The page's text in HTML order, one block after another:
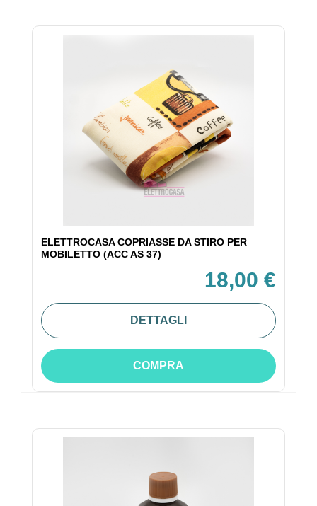
ELETTROCASA COPRIASSE DA STIRO PER
MOBILETTO (ACC AS 37)
18,00 €
DETTAGLI
COMPRA